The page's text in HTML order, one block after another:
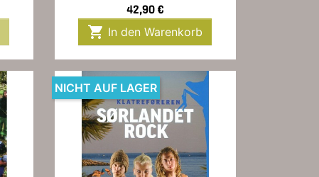
Preis
42,90 €
 In den Warenkorb
NICHT AUF LAGER